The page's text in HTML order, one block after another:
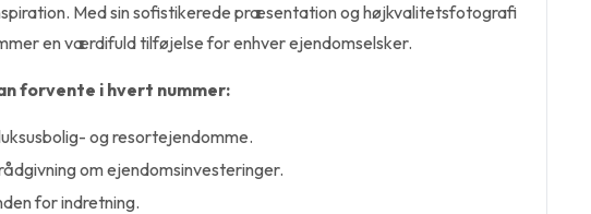
Med sin sofistikerede præsentation og højkvalitetsfotografi
en værdifuld tilføjelse for enhver ejendomselsker.
forvente i hvert nummer:
og resortejendomme.
om ejendomsinvesteringer.
for indretning.